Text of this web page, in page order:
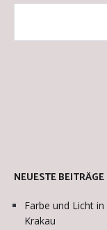
NEUESTE BEITRÄGE
Farbe und Licht
Krakau